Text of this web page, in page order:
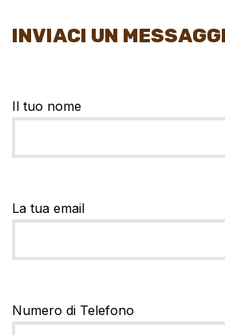
INVIACI UN
Il tuo nome
La tua email
Numero di Telefono